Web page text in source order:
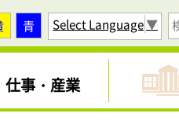
青 Select Language▼
仕事・産業